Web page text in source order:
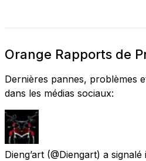
Orange Rapports de
Dernières pannes, problèmes
dans les médias sociaux:
Dieng’art (@Diengart) a signalé